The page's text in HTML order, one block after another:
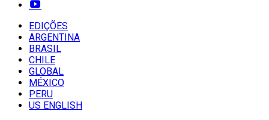
EDIÇÕES
ARGENTINA
BRASIL
CHILE
GLOBAL
MÉXICO
PERU
US ENGLISH